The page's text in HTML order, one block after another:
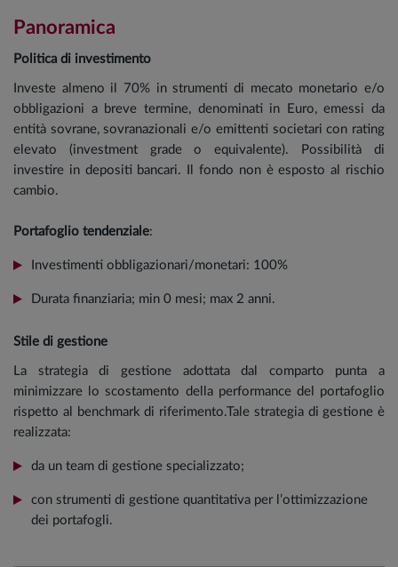
Panoramica
Politica di investimento
Investe almeno il 70% in strumenti di mecato monetario e/o
obbligazioni a breve termine, denominati in Euro, emessi da
entità sovrane, sovranazionali e/o emittenti societari con rating
elevato (investment grade o equivalente). Possibilità di
investire in depositi bancari. Il fondo non è esposto al rischio
cambio.
Portafoglio tendenziale:
Investimenti obbligazionari/monetari: 100%
Durata finanziaria; min 0 mesi; max 2 anni.
Stile di gestione
La strategia di gestione adottata dal comparto punta a
minimizzare lo scostamento della performance del portafoglio
rispetto al benchmark di riferimento.Tale strategia di gestione è
realizzata:
da un team di gestione specializzato;
con strumenti di gestione quantitativa per l’ottimizzazione
dei portafogli.